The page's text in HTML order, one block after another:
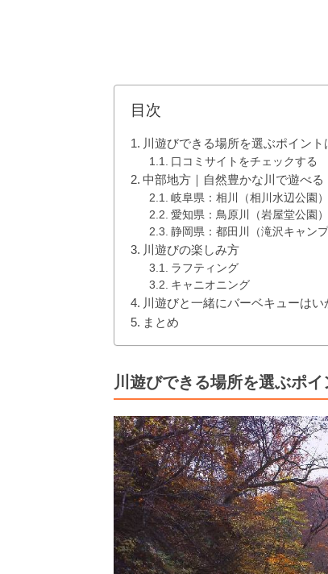
目次
川遊びできる場所を選ぶポイント
口コミサイトをチェックする
中部地方｜自然豊かな川で遊べる
岐阜県：相川（相川水辺公園）
愛知県：鳥原川（岩屋堂公園）
静岡県：都田川（滝沢キャンプ
川遊びの楽しみ方
ラフティング
キャニオニング
川遊びと一緒にバーベキューはい
まとめ
川遊びできる場所を選ぶポイ